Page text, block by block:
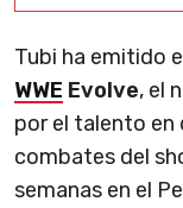
Tubi ha emitido
WWE Evolve, el
por el talento en
combates del
semanas en el